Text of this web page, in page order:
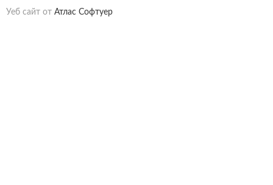
Уеб сайт от Атлас Софтуер